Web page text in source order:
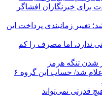
خبرنگاران افشاگر
تغییر زمانبندی پرداخت این
ندارد، اما مصرف را کم
زمان واریز یارانه جدید دولت اعلام شد/ حساب این گروه ۶
قدرتی نمی‌تواند